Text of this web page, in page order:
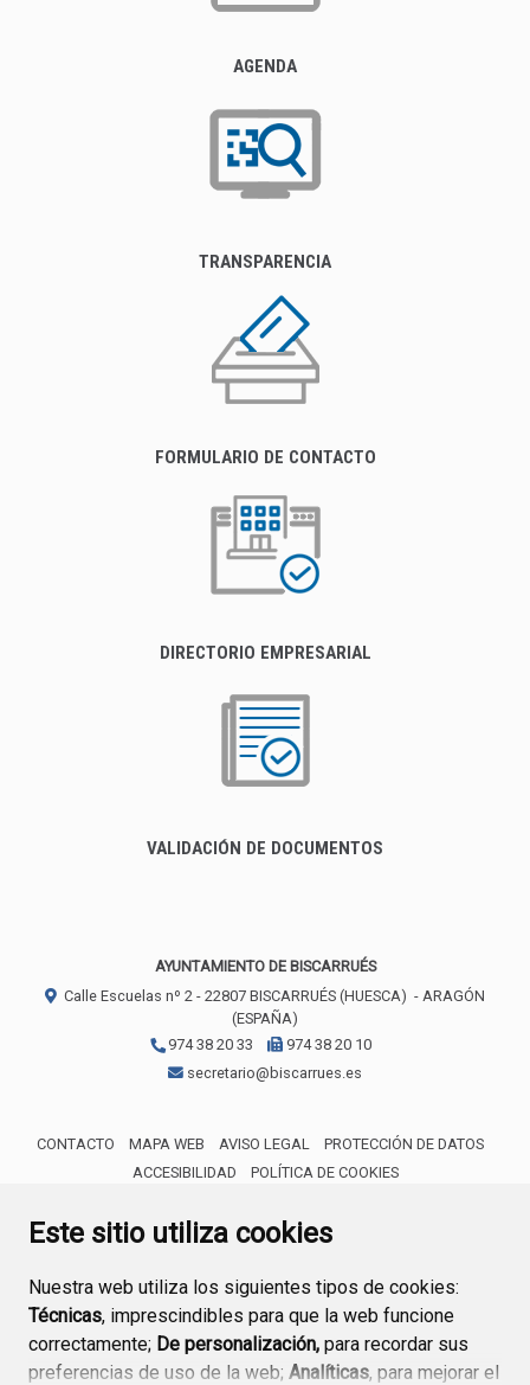
Este sitio utiliza cookies
Nuestra web utiliza los siguientes tipos de cookies:
Técnicas, imprescindibles para que la web funcione
correctamente; De personalización, para recordar sus
preferencias de uso de la web; Analíticas, para mejorar el
AGENDA
TRANSPARENCIA
FORMULARIO DE CONTACTO
DIRECTORIO EMPRESARIAL
VALIDACIÓN DE DOCUMENTOS
AYUNTAMIENTO DE BISCARRUÉS
Calle Escuelas nº 2 - 22807 BISCARRUÉS (HUESCA) - ARAGÓN
(ESPAÑA)
974 38 20 33
974 38 20 10
secretario@biscarrues.es
CONTACTO MAPA WEB AVISO LEGAL
PROTECCIÓN DE DATOS
ACCESIBILIDAD
POLÍTICA DE COOKIES